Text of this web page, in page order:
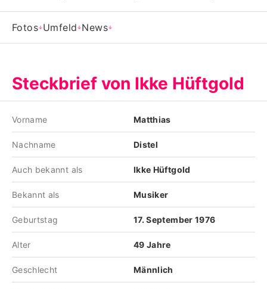
Impressum
Nutzungsbedingungen
Utiq verwalten
Fotos Umfeld News
Steckbrief von Ikke Hüftgold
Vorname Matthias
Nachname Distel
Auch bekannt als Ikke Hüftgold
Bekannt als Musiker
Geburtstag 17. September 1976
Alter 49 Jahre
Geschlecht Männlich